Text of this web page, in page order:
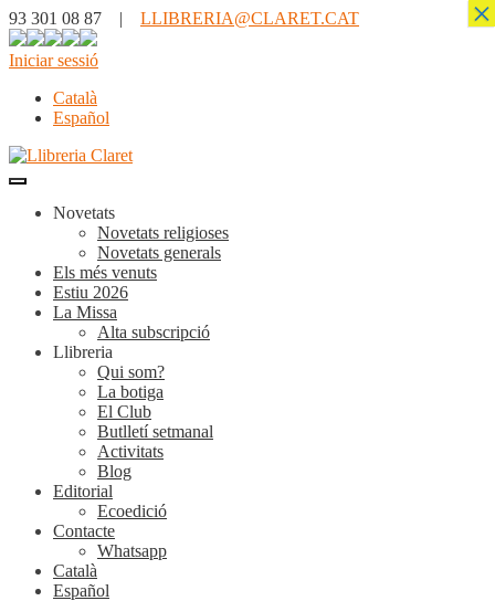
93 301 08 87 | LLIBRERIA@CLARET.CAT
Iniciar sessió
Català
Español
Novetats
Novetats religioses
Novetats generals
Els més venuts
Estiu 2026
La Missa
Alta subscripció
Llibreria
Qui som?
La botiga
El Club
Butlletí setmanal
Activitats
Blog
Editorial
Ecoedició
Contacte
Whatsapp
Català
Español
×